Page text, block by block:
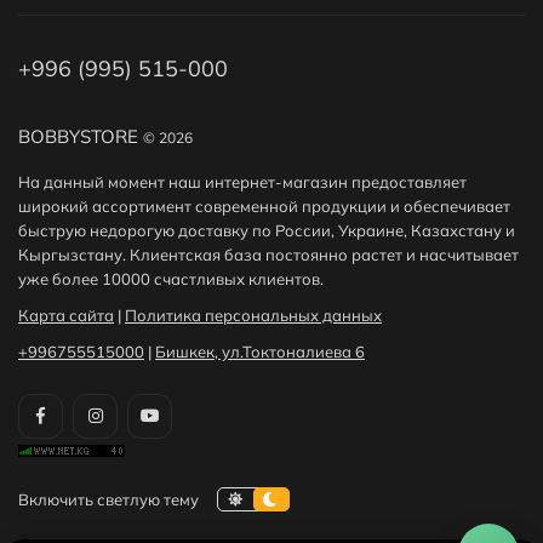
BOBBYSTORE © 2026
На данный момент наш интернет-магазин предоставляет
широкий ассортимент современной продукции и обеспечивает
быструю недорогую доставку по России, Украине, Казахстану и
Кыргызстану. Клиентская база постоянно растет и насчитывает
уже более 10000 счастливых клиентов.
Карта сайта | Политика персональных данных
+996755515000 | Бишкек, ул.Токтоналиева 6
+996 (995) 515-000